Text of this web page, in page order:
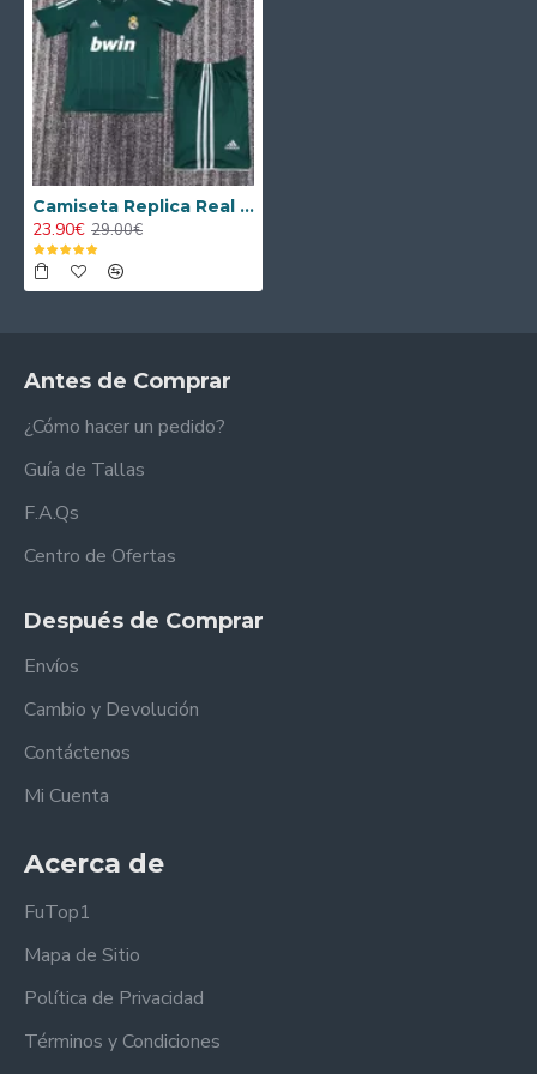
Camiseta Replica Real Madrid Tercera Equipación 2012/13 Antigua Equipación
23.90€ 29.00€
Antes de Comprar
¿Cómo hacer un pedido?
Guía de Tallas
F.A.Qs
Centro de Ofertas
Después de Comprar
Envíos
Cambio y Devolución
Contáctenos
Mi Cuenta
Acerca de
FuTop1
Mapa de Sitio
Política de Privacidad
Términos y Condiciones